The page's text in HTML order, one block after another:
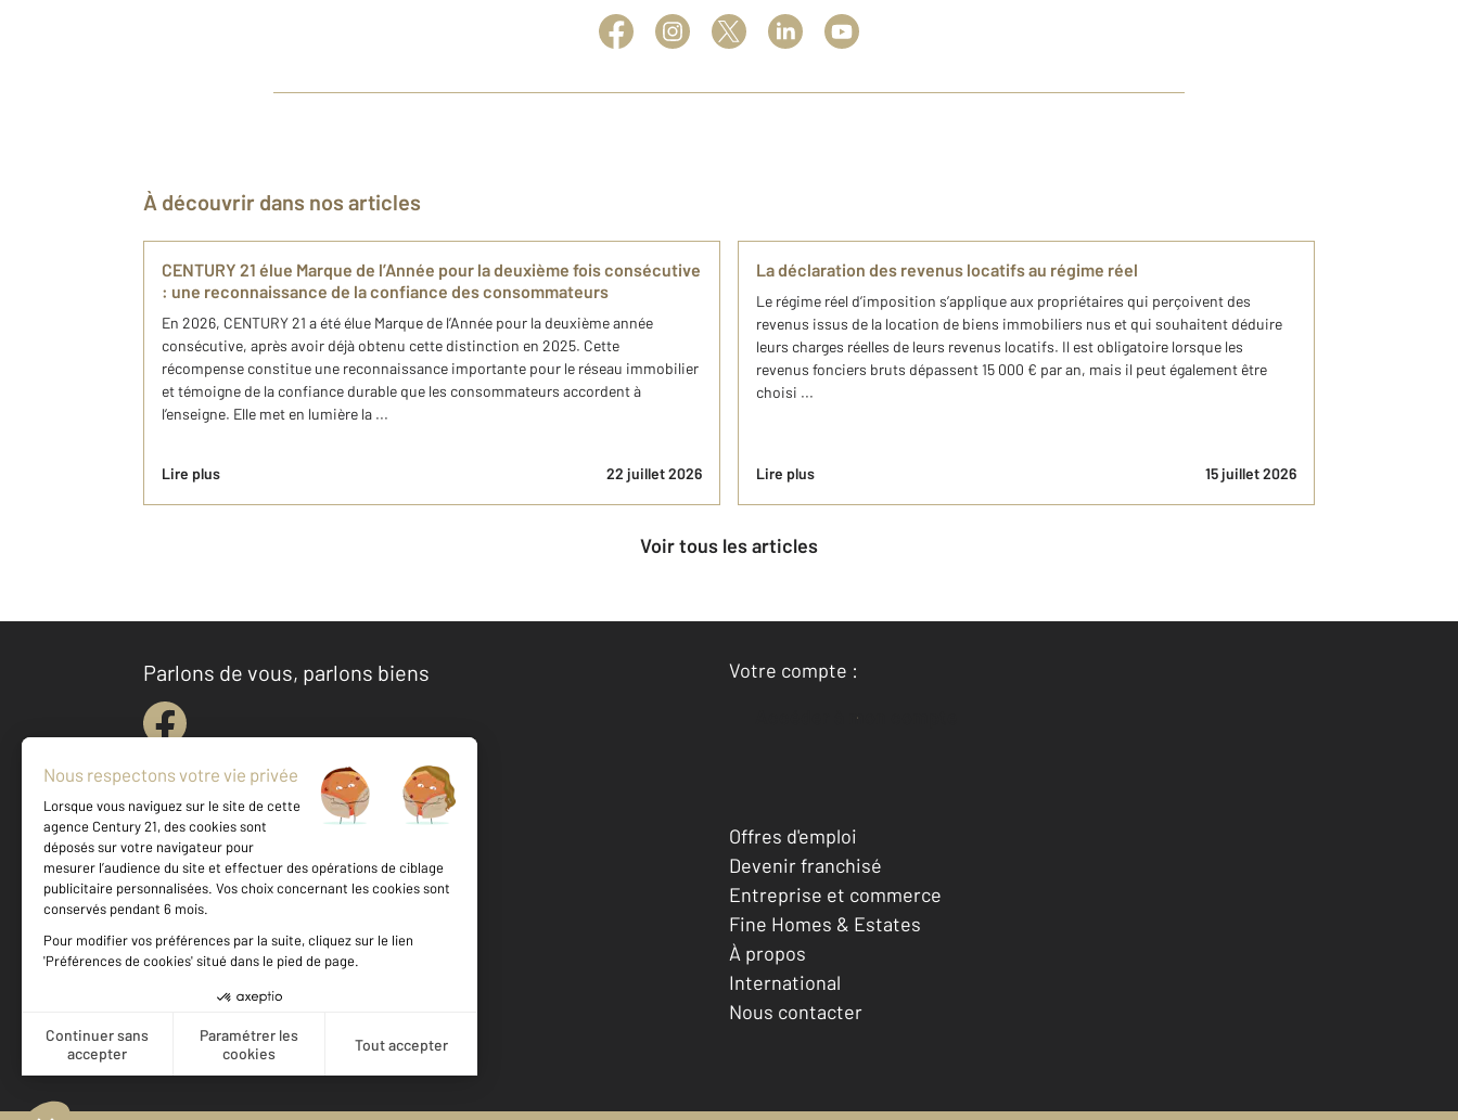
À découvrir dans nos articles
CENTURY 21 élue Marque de l’Année pour la deuxième fois consécutive
: une reconnaissance de la confiance des consommateurs
En 2026, CENTURY 21 a été élue Marque de l’Année pour la deuxième année
consécutive, après avoir déjà obtenu cette distinction en 2025. Cette
récompense constitue une reconnaissance importante pour le réseau immobilier
et témoigne de la confiance durable que les consommateurs accordent à
l’enseigne. Elle met en lumière la ...
Lire plus 22 juillet 2026
La déclaration des revenus locatifs au régime réel
Le régime réel d’imposition s’applique aux propriétaires qui perçoivent des
revenus issus de la location de biens immobiliers nus et qui souhaitent déduire
leurs charges réelles de leurs revenus locatifs. Il est obligatoire lorsque les
revenus fonciers bruts dépassent 15 000 € par an, mais il peut également être
choisi ...
Lire plus 15 juillet 2026
Voir tous les articles
Parlons de vous, parlons biens
Votre compte :
Accéder à mon compte
Votre agence est notée
Achat
Location
Offres d'emploi
Devenir franchisé
Entreprise et commerce
Fine Homes & Estates
À propos
International
Nous contacter